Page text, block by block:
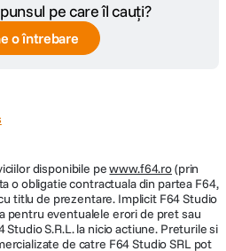
pe care îl cauți?
o întrebare
disponibile pewww.f64.ro(prin
o obligatie contractuala din partea F64,
titlu de prezentare. Implicit F64 Studio
pentru eventualele erori de pret sau
S.R.L. la nicio actiune. Preturile si
de catre F64 Studio SRL pot